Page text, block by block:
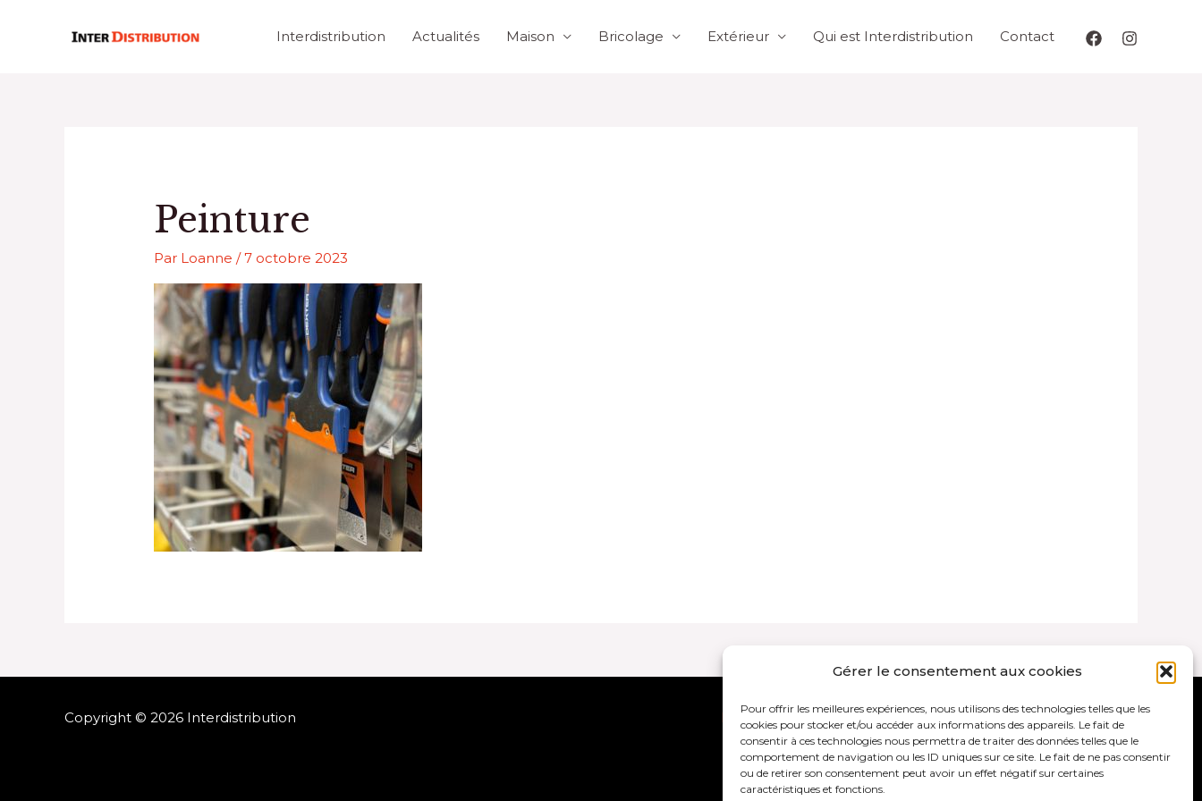
Gérer le consentement aux cookies
Pour offrir les meilleures expériences, nous utilisons des technologies telles que les
cookies pour stocker et/ou accéder aux informations des appareils. Le fait de
consentir à ces technologies nous permettra de traiter des données telles que le
comportement de navigation ou les ID uniques sur ce site. Le fait de ne pas consentir
ou de retirer son consentement peut avoir un effet négatif sur certaines
caractéristiques et fonctions.
Interdistribution Actualités Maison Bricolage Extérieur Qui est Interdistribution Contact
Peinture
Par Loanne/7 octobre 2023
Copyright © 2026 Interdistribution Mentions légales et politique de confidentialité